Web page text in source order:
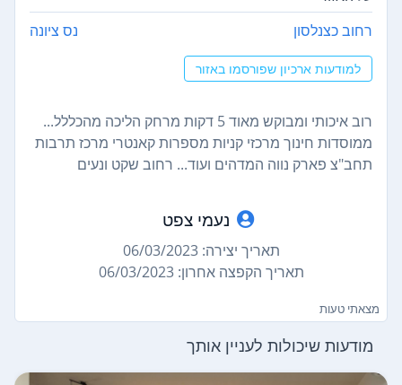
רחוב כצנלסון נס ציונה
למודעות ארכיון שפורסמו באזור
רוב איכותי ומבוקש מאוד 5 דקות מרחק הליכה מהכללל...
ממוסדות חינוך מרכזי קניות מספרות קאנטרי מרכז תרבות
תחב"צ פארק נווה המדהים ועוד... רחוב שקט ונעים
נעמי צפט
תאריך יצירה: 06/03/2023
תאריך הקפצה אחרון: 06/03/2023
מצאתי טעות
מודעות שיכולות לעניין אותך